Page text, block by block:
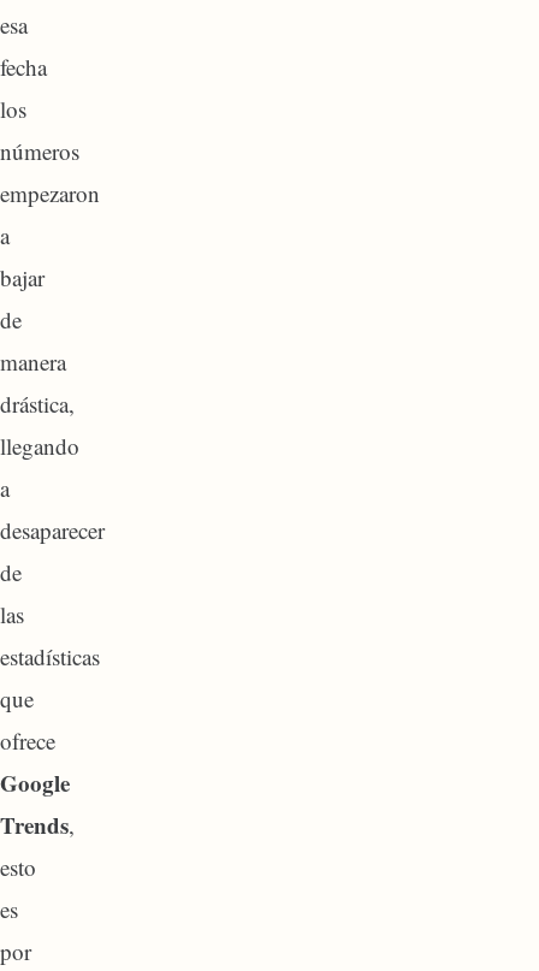
esa
fecha
los
números
empezaron
a
bajar
de
manera
drástica,
llegando
a
desaparecer
de
las
estadísticas
que
ofrece
Google
Trends,
esto
es
por